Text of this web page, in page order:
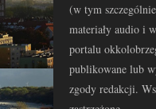
(w tym
materiały audio i
portalu
publikowane lub
zgody redakcji.